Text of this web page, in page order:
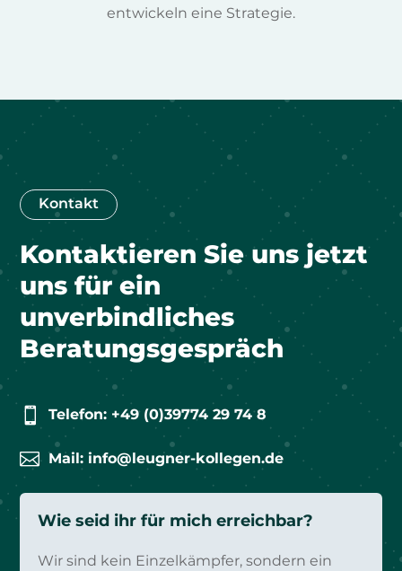
entwickeln eine Strategie.
Kontakt
Kontaktieren Sie uns jetzt
uns für ein
unverbindliches
Beratungsgespräch
 Telefon: +49 (0)39774 29 74 8
 Mail: info@leugner-kollegen.de
Wie seid ihr für mich erreichbar?
Wir sind kein Einzelkämpfer, sondern ein